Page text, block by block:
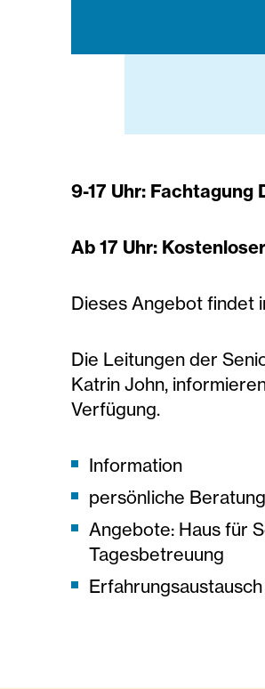
9-17 Uhr: Fachtagung
Ab 17 Uhr:
Dieses Angebot findet
Die Leitungen der
Katrin John,
Verfügung.
Information
persönliche Beratung
Angebote: Haus für
Tagesbetreuung